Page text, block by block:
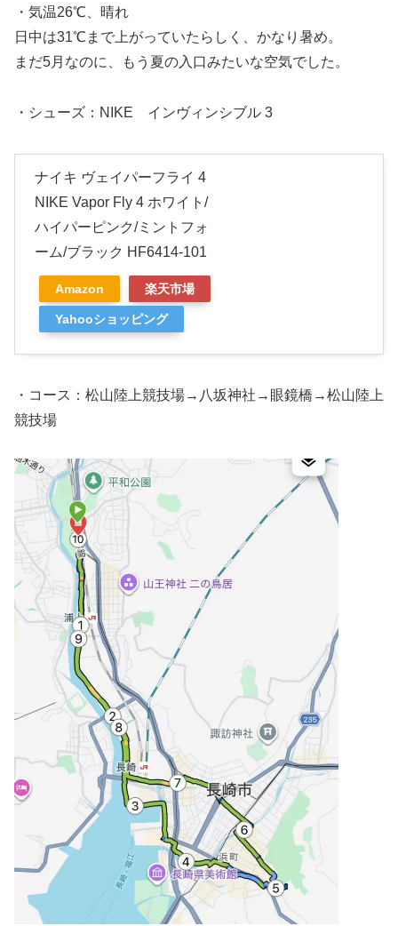
・気温26℃、晴れ
日中は31℃まで上がっていたらしく、かなり暑め。
まだ5月なのに、もう夏の入口みたいな空気でした。
・シューズ：NIKE インヴィンシブル 3
ナイキ ヴェイパーフライ 4
NIKE Vapor Fly 4 ホワイト/
ハイパーピンク/ミントフォ
ーム/ブラック HF6414-101
Amazon 楽天市場
Yahooショッピング
・コース：松山陸上競技場→八坂神社→眼鏡橋→松山陸上
競技場